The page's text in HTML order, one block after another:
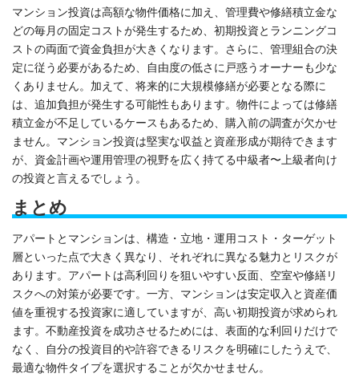
マンション投資は高額な物件価格に加え、管理費や修繕積立金な
どの毎月の固定コストが発生するため、初期投資とランニングコ
ストの両面で資金負担が大きくなります。さらに、管理組合の決
定に従う必要があるため、自由度の低さに戸惑うオーナーも少な
くありません。加えて、将来的に大規模修繕が必要となる際に
は、追加負担が発生する可能性もあります。物件によっては修繕
積立金が不足しているケースもあるため、購入前の調査が欠かせ
ません。マンション投資は堅実な収益と資産形成が期待できます
が、資金計画や運用管理の視野を広く持てる中級者〜上級者向け
の投資と言えるでしょう。
まとめ
アパートとマンションは、構造・立地・運用コスト・ターゲット
層といった点で大きく異なり、それぞれに異なる魅力とリスクが
あります。アパートは高利回りを狙いやすい反面、空室や修繕リ
スクへの対策が必要です。一方、マンションは安定収入と資産価
値を重視する投資家に適していますが、高い初期投資が求められ
ます。不動産投資を成功させるためには、表面的な利回りだけで
なく、自分の投資目的や許容できるリスクを明確にしたうえで、
最適な物件タイプを選択することが欠かせません。